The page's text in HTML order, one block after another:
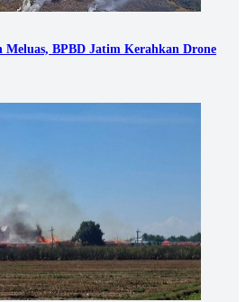
Meluas, BPBD Jatim Kerahkan Drone